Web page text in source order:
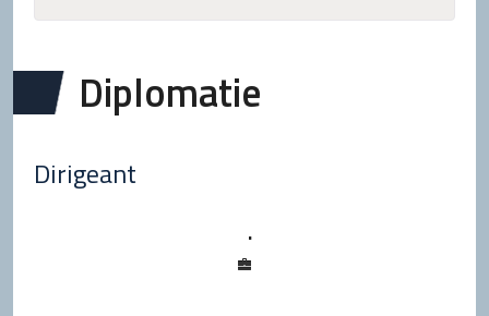
Diplomatie
Dirigeant
.